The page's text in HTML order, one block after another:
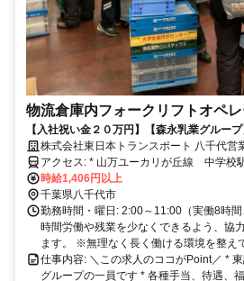
物流倉庫内フォークリフトオペ
【入社祝い金２０万円】【森永乳業グルー
ープで安定勤務／＼各種手当・待遇も充実／
株式会社東日本トランスポート 八千代営
アクセス: * 山万ユーカリが丘線 中学校駅から車13分 * 東葉高速鉄
道 村上駅から車12分 * 東葉高速鉄道 八
勤、バイク通勤可（駐車場あり）
時給1,406円以上
千葉県八千代市
勤務時間・曜日: 2:00～11:00（実働8時
時間労働や残業を少なくできるよう、協
ます。 ※無理なく長く働ける環境を整え
仕事内容: ＼この求人のココがPoint／ *
グループの一員です * 各種手当、待遇、